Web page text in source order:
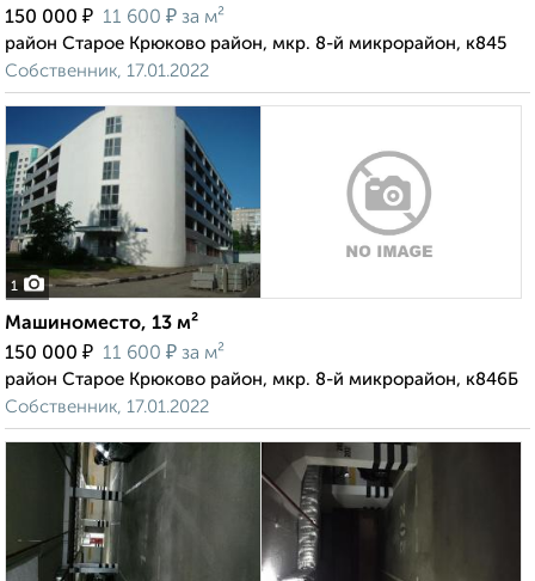
150 000 ₽ 11 600 ₽ за м²
район Старое Крюково район, мкр. 8-й микрорайон, к845
Собственник, 17.01.2022
1
Машиноместо, 13 м²
150 000 ₽ 11 600 ₽ за м²
район Старое Крюково район, мкр. 8-й микрорайон, к846Б
Собственник, 17.01.2022